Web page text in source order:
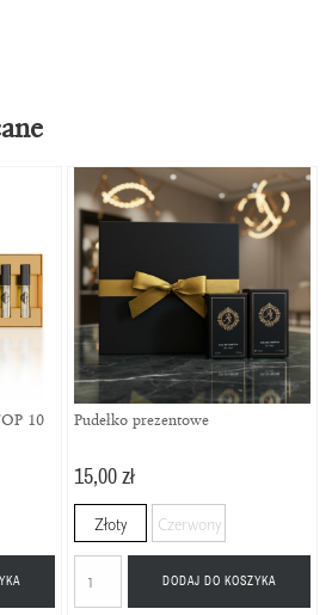
10
Pudełko prezentowe
15,00 zł
Złoty Czerwony
DODAJ DO KOSZYKA